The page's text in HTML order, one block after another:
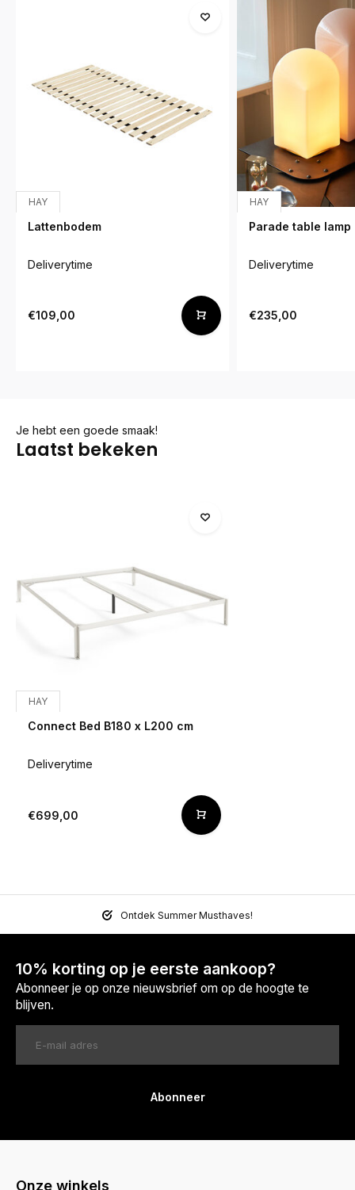
HAY
Lattenbodem
Deliverytime
€109,00
HAY
Parade table lamp
Deliverytime
€235,00
Je hebt een goede smaak!
Laatst bekeken
HAY
Connect Bed B180 x L200 cm
Deliverytime
€699,00
Ontdek Summer Musthaves!
10% korting op je eerste aankoop?
Abonneer je op onze nieuwsbrief om op de hoogte te
blijven.
Abonneer
Onze winkels